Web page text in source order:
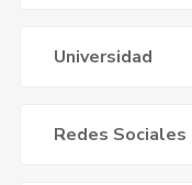
Universidad
Redes Sociales